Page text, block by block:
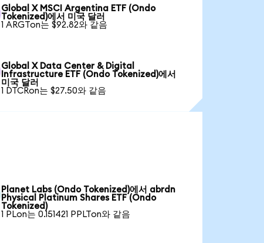
Global X MSCI Argentina ETF (Ondo
Tokenized)에서 미국 달러
1 ARGTon는 $92.82와 같음
Global X Data Center & Digital
Infrastructure ETF (Ondo Tokenized)에서
미국 달러
1 DTCRon는 $27.50와 같음
Planet Labs (Ondo Tokenized)에서 abrdn
Physical Platinum Shares ETF (Ondo
Tokenized)
1 PLon는 0.151421 PPLTon와 같음